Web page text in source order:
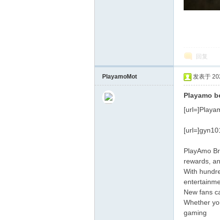
回复
PlayamoMot 发表于
Playamo
PlayAmo
rewards,
With
New fans
Whether
gaming